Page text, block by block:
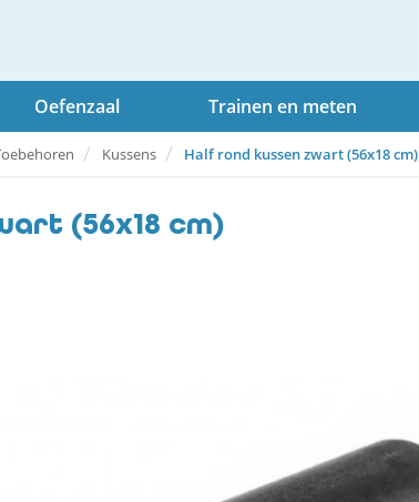
Oefenzaal Trainen en meten
Kussens Half rond kussen zwart (56x18 cm)
(56x18 cm)